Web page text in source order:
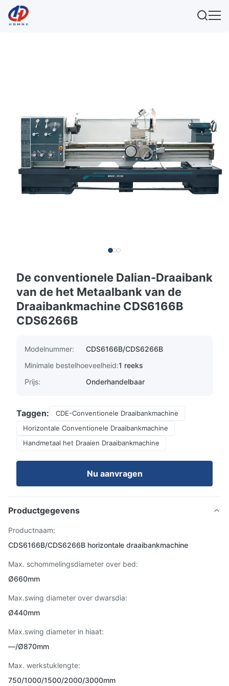
De conventionele Dalian-Draaibank
van de het Metaalbank van de
Draaibankmachine CDS6166B
CDS6266B
Modelnummer:
CDS6166B/CDS6266B
Minimale bestelhoeveelheid:1 reeks
Prijs:
Onderhandelbaar
Taggen:
CDE-Conventionele Draaibankmachine
Horizontale Conventionele Draaibankmachine
Handmetaal het Draaien Draaibankmachine
Nu aanvragen
Productgegevens
Productnaam:
CDS6166B/CDS6266B horizontale draaibankmachine
Max. schommelingsdiameter over bed:
Ø660mm
Max.swing diameter over dwarsdia:
Ø440mm
Max.swing diameter in hiaat:
—/Ø870mm
Max. werkstuklengte:
750/1000/1500/2000/3000mm